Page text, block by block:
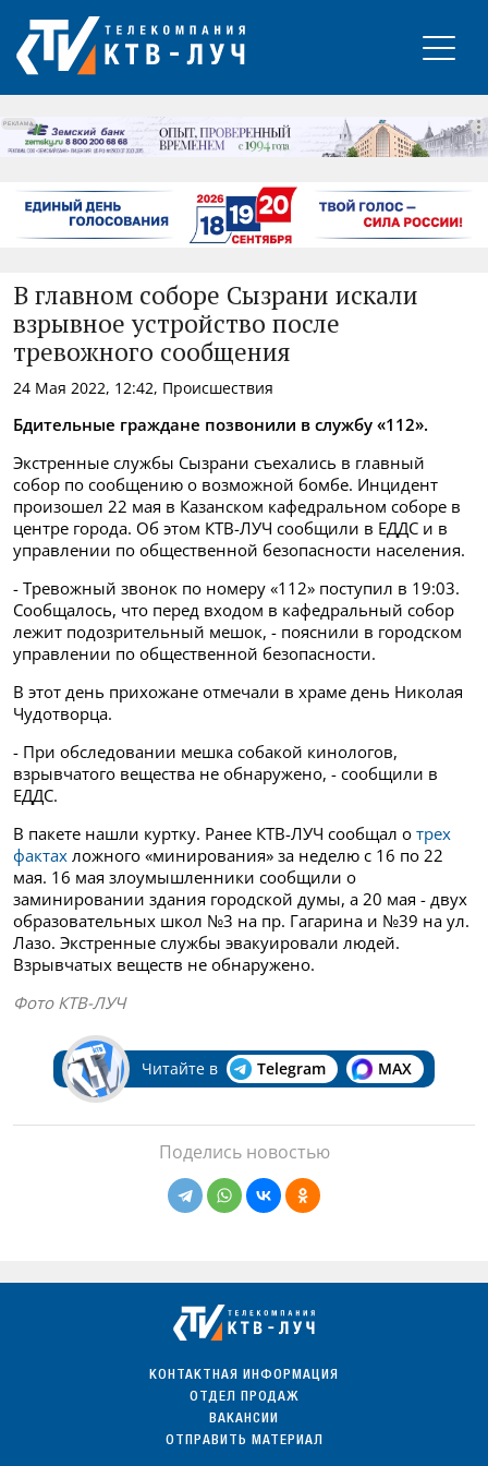
РЕКЛАМА
В главном соборе Сызрани искали
взрывное устройство после
тревожного сообщения
24 Мая 2022, 12:42, Происшествия
Бдительные граждане позвонили в службу «112».
Экстренные службы Сызрани съехались в главный
собор по сообщению о возможной бомбе. Инцидент
произошел 22 мая в Казанском кафедральном соборе в
центре города. Об этом КТВ-ЛУЧ сообщили в ЕДДС и в
управлении по общественной безопасности населения.
- Тревожный звонок по номеру «112» поступил в 19:03.
Сообщалось, что перед входом в кафедральный собор
лежит подозрительный мешок, - пояснили в городском
управлении по общественной безопасности.
В этот день прихожане отмечали в храме день Николая
Чудотворца.
- При обследовании мешка собакой кинологов,
взрывчатого вещества не обнаружено, - сообщили в
ЕДДС.
В пакете нашли куртку. Ранее КТВ-ЛУЧ сообщал о трех
фактах ложного «минирования» за неделю с 16 по 22
мая. 16 мая злоумышленники сообщили о
заминировании здания городской думы, а 20 мая - двух
образовательных школ №3 на пр. Гагарина и №39 на ул.
Лазо. Экстренные службы эвакуировали людей.
Взрывчатых веществ не обнаружено.
Фото КТВ-ЛУЧ
Читайте в Telegram MAX
Поделись новостью
КОНТАКТНАЯ ИНФОРМАЦИЯ
ОТДЕЛ ПРОДАЖ
ВАКАНСИИ
ОТПРАВИТЬ МАТЕРИАЛ